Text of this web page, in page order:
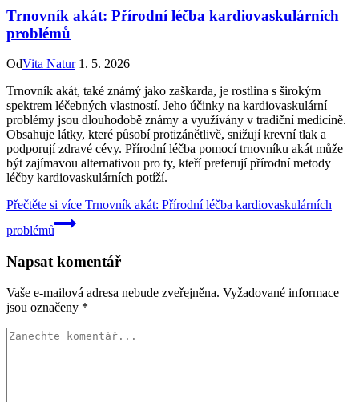
Trnovník akát: Přírodní léčba kardiovaskulárních
problémů
OdVita Natur 1. 5. 2026
Trnovník akát, také známý jako zaškarda, je rostlina s širokým
spektrem léčebných vlastností. Jeho účinky na kardiovaskulární
problémy jsou dlouhodobě známy a využívány v tradiční medicíně.
Obsahuje látky, které působí protizánětlivě, snižují krevní tlak a
podporují zdravé cévy. Přírodní léčba pomocí trnovníku akát může
být zajímavou alternativou pro ty, kteří preferují přírodní metody
léčby kardiovaskulárních potíží.
Přečtěte si více Trnovník akát: Přírodní léčba kardiovaskulárních
problémů
Napsat komentář
Vaše e-mailová adresa nebude zveřejněna. Vyžadované informace
jsou označeny *